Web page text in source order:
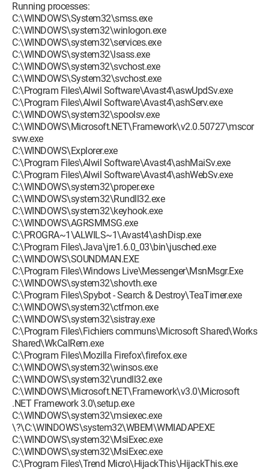
Running processes:
C:\WINDOWS\System32\smss.exe
C:\WINDOWS\system32\winlogon.exe
C:\WINDOWS\system32\services.exe
C:\WINDOWS\system32\lsass.exe
C:\WINDOWS\system32\svchost.exe
C:\WINDOWS\System32\svchost.exe
C:\Program Files\Alwil Software\Avast4\aswUpdSv.exe
C:\Program Files\Alwil Software\Avast4\ashServ.exe
C:\WINDOWS\system32\spoolsv.exe
C:\WINDOWS\Microsoft.NET\Framework\v2.0.50727\mscor
svw.exe
C:\WINDOWS\Explorer.exe
C:\Program Files\Alwil Software\Avast4\ashMaiSv.exe
C:\Program Files\Alwil Software\Avast4\ashWebSv.exe
C:\WINDOWS\system32\proper.exe
C:\WINDOWS\system32\Rundll32.exe
C:\WINDOWS\system32\keyhook.exe
C:\WINDOWS\AGRSMMSG.exe
C:\PROGRA~1\ALWILS~1\Avast4\ashDisp.exe
C:\Program Files\Java\jre1.6.0_03\bin\jusched.exe
C:\WINDOWS\SOUNDMAN.EXE
C:\Program Files\Windows Live\Messenger\MsnMsgr.Exe
C:\WINDOWS\system32\shovth.exe
C:\Program Files\Spybot - Search & Destroy\TeaTimer.exe
C:\WINDOWS\system32\ctfmon.exe
C:\WINDOWS\system32\sistray.exe
C:\Program Files\Fichiers communs\Microsoft Shared\Works
Shared\WkCalRem.exe
C:\Program Files\Mozilla Firefox\firefox.exe
C:\WINDOWS\system32\winsos.exe
C:\WINDOWS\system32\rundll32.exe
C:\WINDOWS\Microsoft.NET\Framework\v3.0\Microsoft
.NET Framework 3.0\setup.exe
C:\WINDOWS\system32\msiexec.exe
\?\C:\WINDOWS\system32\WBEM\WMIADAP.EXE
C:\WINDOWS\system32\MsiExec.exe
C:\WINDOWS\system32\MsiExec.exe
C:\Program Files\Trend Micro\HijackThis\HijackThis.exe